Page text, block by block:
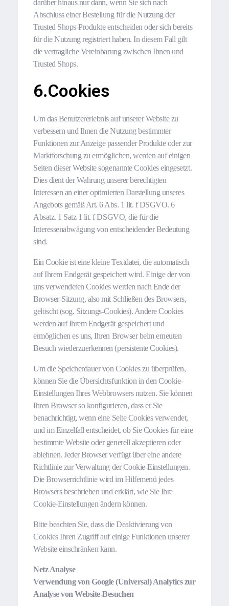
darüber hinaus nur dann, wenn Sie sich nach
Abschluss einer Bestellung für die Nutzung der
Trusted Shops-Produkte entscheiden oder sich bereits
für die Nutzung registriert haben. In diesem Fall gilt
die vertragliche Vereinbarung zwischen Ihnen und
Trusted Shops.
6.Cookies
Um das Benutzererlebnis auf unserer Website zu
verbessern und Ihnen die Nutzung bestimmter
Funktionen zur Anzeige passender Produkte oder zur
Marktforschung zu ermöglichen, werden auf einigen
Seiten dieser Website sogenannte Cookies eingesetzt.
Dies dient der Wahrung unserer berechtigten
Interessen an einer optimierten Darstellung unseres
Angebots gemäß Art. 6 Abs. 1 lit. f DSGVO. 6
Absatz. 1 Satz 1 lit. f DSGVO, die für die
Interessenabwägung von entscheidender Bedeutung
sind.
Ein Cookie ist eine kleine Textdatei, die automatisch
auf Ihrem Endgerät gespeichert wird. Einige der von
uns verwendeten Cookies werden nach Ende der
Browser-Sitzung, also mit Schließen des Browsers,
gelöscht (sog. Sitzungs-Cookies). Andere Cookies
werden auf Ihrem Endgerät gespeichert und
ermöglichen es uns, Ihren Browser beim erneuten
Besuch wiederzuerkennen (persistente Cookies).
Um die Speicherdauer von Cookies zu überprüfen,
können Sie die Übersichtsfunktion in den Cookie-
Einstellungen Ihres Webbrowsers nutzen. Sie können
Ihren Browser so konfigurieren, dass er Sie
benachrichtigt, wenn eine Seite Cookies verwendet,
und im Einzelfall entscheidet, ob Sie Cookies für eine
bestimmte Website oder generell akzeptieren oder
ablehnen. Jeder Browser verfügt über eine andere
Richtlinie zur Verwaltung der Cookie-Einstellungen.
Die Browserrichtlinie wird im Hilfemenü jedes
Browsers beschrieben und erklärt, wie Sie Ihre
Cookie-Einstellungen ändern können.
Bitte beachten Sie, dass die Deaktivierung von
Cookies Ihren Zugriff auf einige Funktionen unserer
Website einschränken kann.
Netz Analyse
Verwendung von Google (Universal) Analytics zur
Analyse von Website-Besuchen